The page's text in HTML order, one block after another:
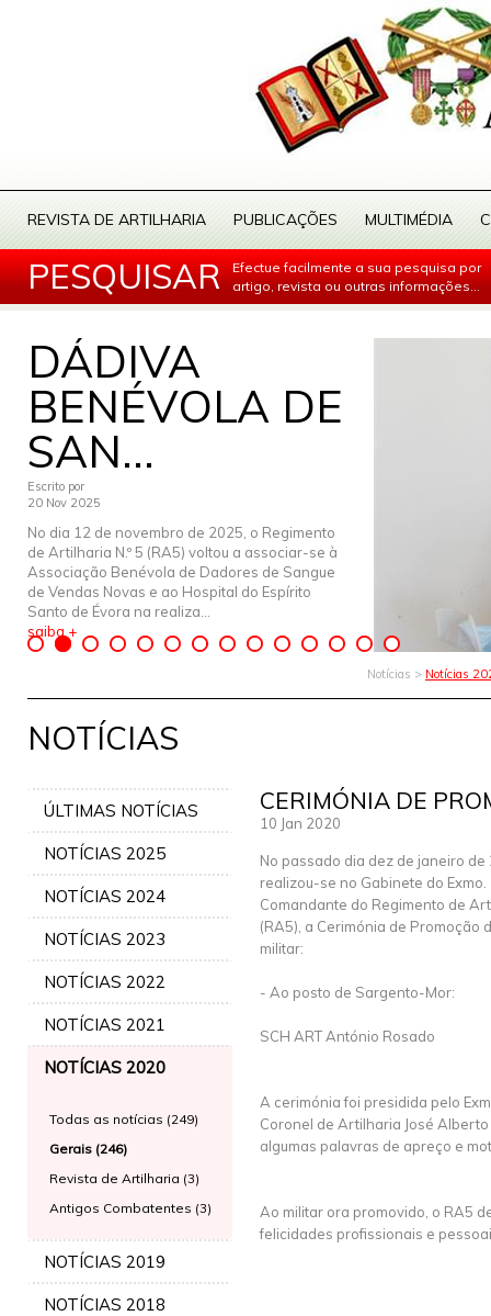
REVISTA DE ARTILHARIA PUBLICAÇÕES MULTIMÉDIA
PESQUISAR
Efectue facilmente a sua pesquisa por
artigo, revista ou outras informações...
DÁDIVA
BENÉVOLA DE
SAN...
Escrito por
20 Nov 2025
No dia 12 de novembro de 2025, o Regimento
de Artilharia N.º 5 (RA5) voltou a associar-se à
Associação Benévola de Dadores de Sangue
de Vendas Novas e ao Hospital do Espírito
Santo de Évora na realiza...
saiba +
Notícias > Notícias
NOTÍCIAS
ÚLTIMAS NOTÍCIAS
NOTÍCIAS 2025
NOTÍCIAS 2024
NOTÍCIAS 2023
NOTÍCIAS 2022
NOTÍCIAS 2021
NOTÍCIAS 2020
Todas as notícias (249)
Gerais (246)
Revista de Artilharia (3)
Antigos Combatentes (3)
NOTÍCIAS 2019
NOTÍCIAS 2018
CERIMÓNIA DE
10 Jan 2020
No passado dia dez de janeiro de
realizou-se no Gabinete do Exmo.
Comandante do Regimento de
(RA5), a Cerimónia de Promoção
militar:
- Ao posto de Sargento-Mor:
SCH ART António Rosado
A cerimónia foi presidida pelo
Coronel de Artilharia José
algumas palavras de apreço e
Ao militar ora promovido, o RA5
felicidades profissionais e